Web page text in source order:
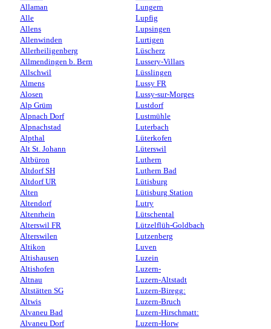
Allaman
Alle
Allens
Allenwinden
Allerheiligenberg
Allmendingen b. Bern
Allschwil
Almens
Alosen
Alp Grüm
Alpnach Dorf
Alpnachstad
Alpthal
Alt St. Johann
Altbüron
Altdorf SH
Altdorf UR
Alten
Altendorf
Altenrhein
Alterswil FR
Alterswilen
Altikon
Altishausen
Altishofen
Altnau
Altstätten SG
Altwis
Alvaneu Bad
Alvaneu Dorf
Lungern
Lupfig
Lupsingen
Lurtigen
Lüscherz
Lussery-Villars
Lüsslingen
Lussy FR
Lussy-sur-Morges
Lustdorf
Lustmühle
Luterbach
Lüterkofen
Lüterswil
Luthern
Luthern Bad
Lütisburg
Lütisburg Station
Lutry
Lütschental
Lützelflüh-Goldbach
Lutzenberg
Luven
Luzein
Luzern-
Luzern-Altstadt
Luzern-Biregg:
Luzern-Bruch
Luzern-Hirschmatt:
Luzern-Horw